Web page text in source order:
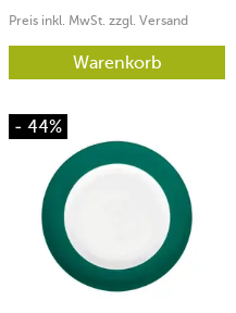
Preis inkl. MwSt. zzgl. Versand
Warenkorb
- 44%